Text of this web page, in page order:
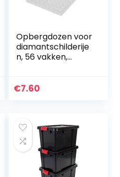
Opbergdozen voor
diamantschilderije
n, 56 vakken,
bewaardoos voor
€7.60